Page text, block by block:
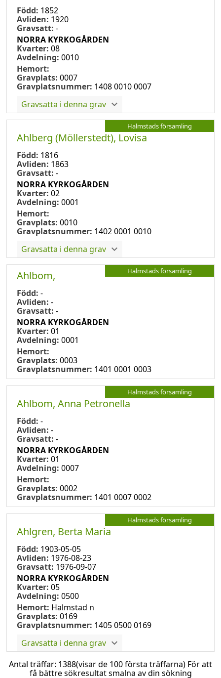
Född: 1852
Avliden: 1920
Gravsatt: -
NORRA KYRKOGÅRDEN
Kvarter: 08
Avdelning: 0010
Hemort:
Gravplats: 0007
Gravplatsnummer: 1408 0010 0007
Gravsatta i denna grav
Halmstads församling
Ahlberg (Möllerstedt), Lovisa
Född: 1816
Avliden: 1863
Gravsatt: -
NORRA KYRKOGÅRDEN
Kvarter: 02
Avdelning: 0001
Hemort:
Gravplats: 0010
Gravplatsnummer: 1402 0001 0010
Gravsatta i denna grav
Halmstads församling
Ahlbom,
Född: -
Avliden: -
Gravsatt: -
NORRA KYRKOGÅRDEN
Kvarter: 01
Avdelning: 0001
Hemort:
Gravplats: 0003
Gravplatsnummer: 1401 0001 0003
Halmstads församling
Ahlbom, Anna Petronella
Född: -
Avliden: -
Gravsatt: -
NORRA KYRKOGÅRDEN
Kvarter: 01
Avdelning: 0007
Hemort:
Gravplats: 0002
Gravplatsnummer: 1401 0007 0002
Halmstads församling
Ahlgren, Berta Maria
Född: 1903-05-05
Avliden: 1976-08-23
Gravsatt: 1976-09-07
NORRA KYRKOGÅRDEN
Kvarter: 05
Avdelning: 0500
Hemort: Halmstad n
Gravplats: 0169
Gravplatsnummer: 1405 0500 0169
Gravsatta i denna grav
Antal träffar: 1388(visar de 100 första träffarna) För att
få bättre sökresultat smalna av din sökning